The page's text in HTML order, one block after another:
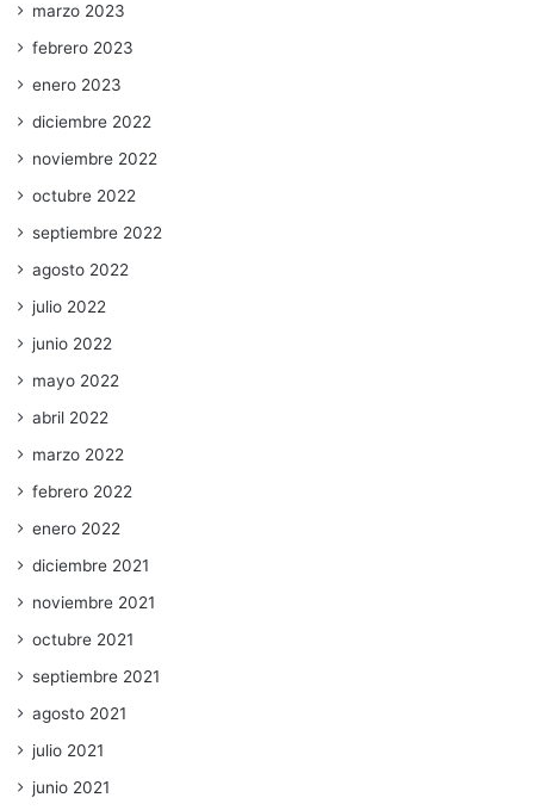
marzo 2023
febrero 2023
enero 2023
diciembre 2022
noviembre 2022
octubre 2022
septiembre 2022
agosto 2022
julio 2022
junio 2022
mayo 2022
abril 2022
marzo 2022
febrero 2022
enero 2022
diciembre 2021
noviembre 2021
octubre 2021
septiembre 2021
agosto 2021
julio 2021
junio 2021